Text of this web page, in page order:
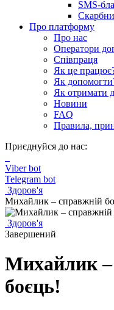
SMS-
Про платформу
Про нас
Оператори
Співпраця
Як це
Як
Як отримати
Новини
FAQ
Правила,
Приєднуйся до нас:
Viber bot
Telegram bot
Здоров'я
Михайлик – справжній
Здоров'я
Завершений
Михайлик –
боєць!